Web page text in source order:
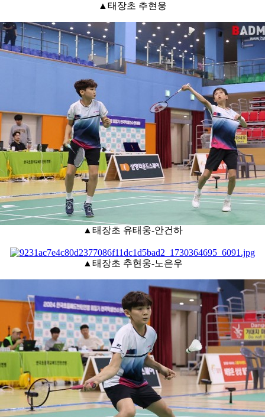
▲태장초 추현웅
▲태장초 유태웅-안건하
▲태장초 추현웅-노은우